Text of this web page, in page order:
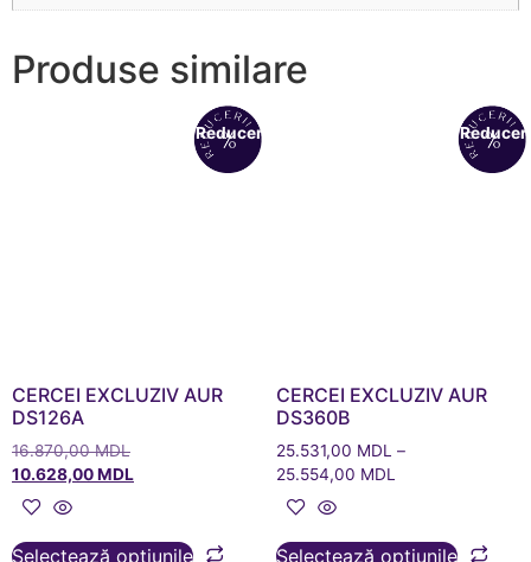
Produse similare
Reduceri!
CERCEI EXCLUZIV AUR
DS126A
16.870,00MDL
10.628,00MDL
Selectează opțiunile
CERCEI EXCLUZIV AUR
DS360B
25.531,00 MDL –
25.554,00 MDL
Selectează opțiunile